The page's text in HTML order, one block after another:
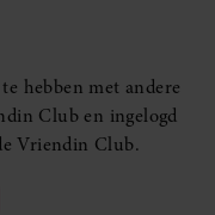
hebben met andere
Club en ingelogd
Vriendin Club.